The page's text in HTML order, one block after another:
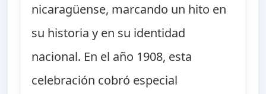
nicaragüense, marcando un hito en
su historia y en su identidad
nacional. En el año 1908, esta
celebración cobró especial